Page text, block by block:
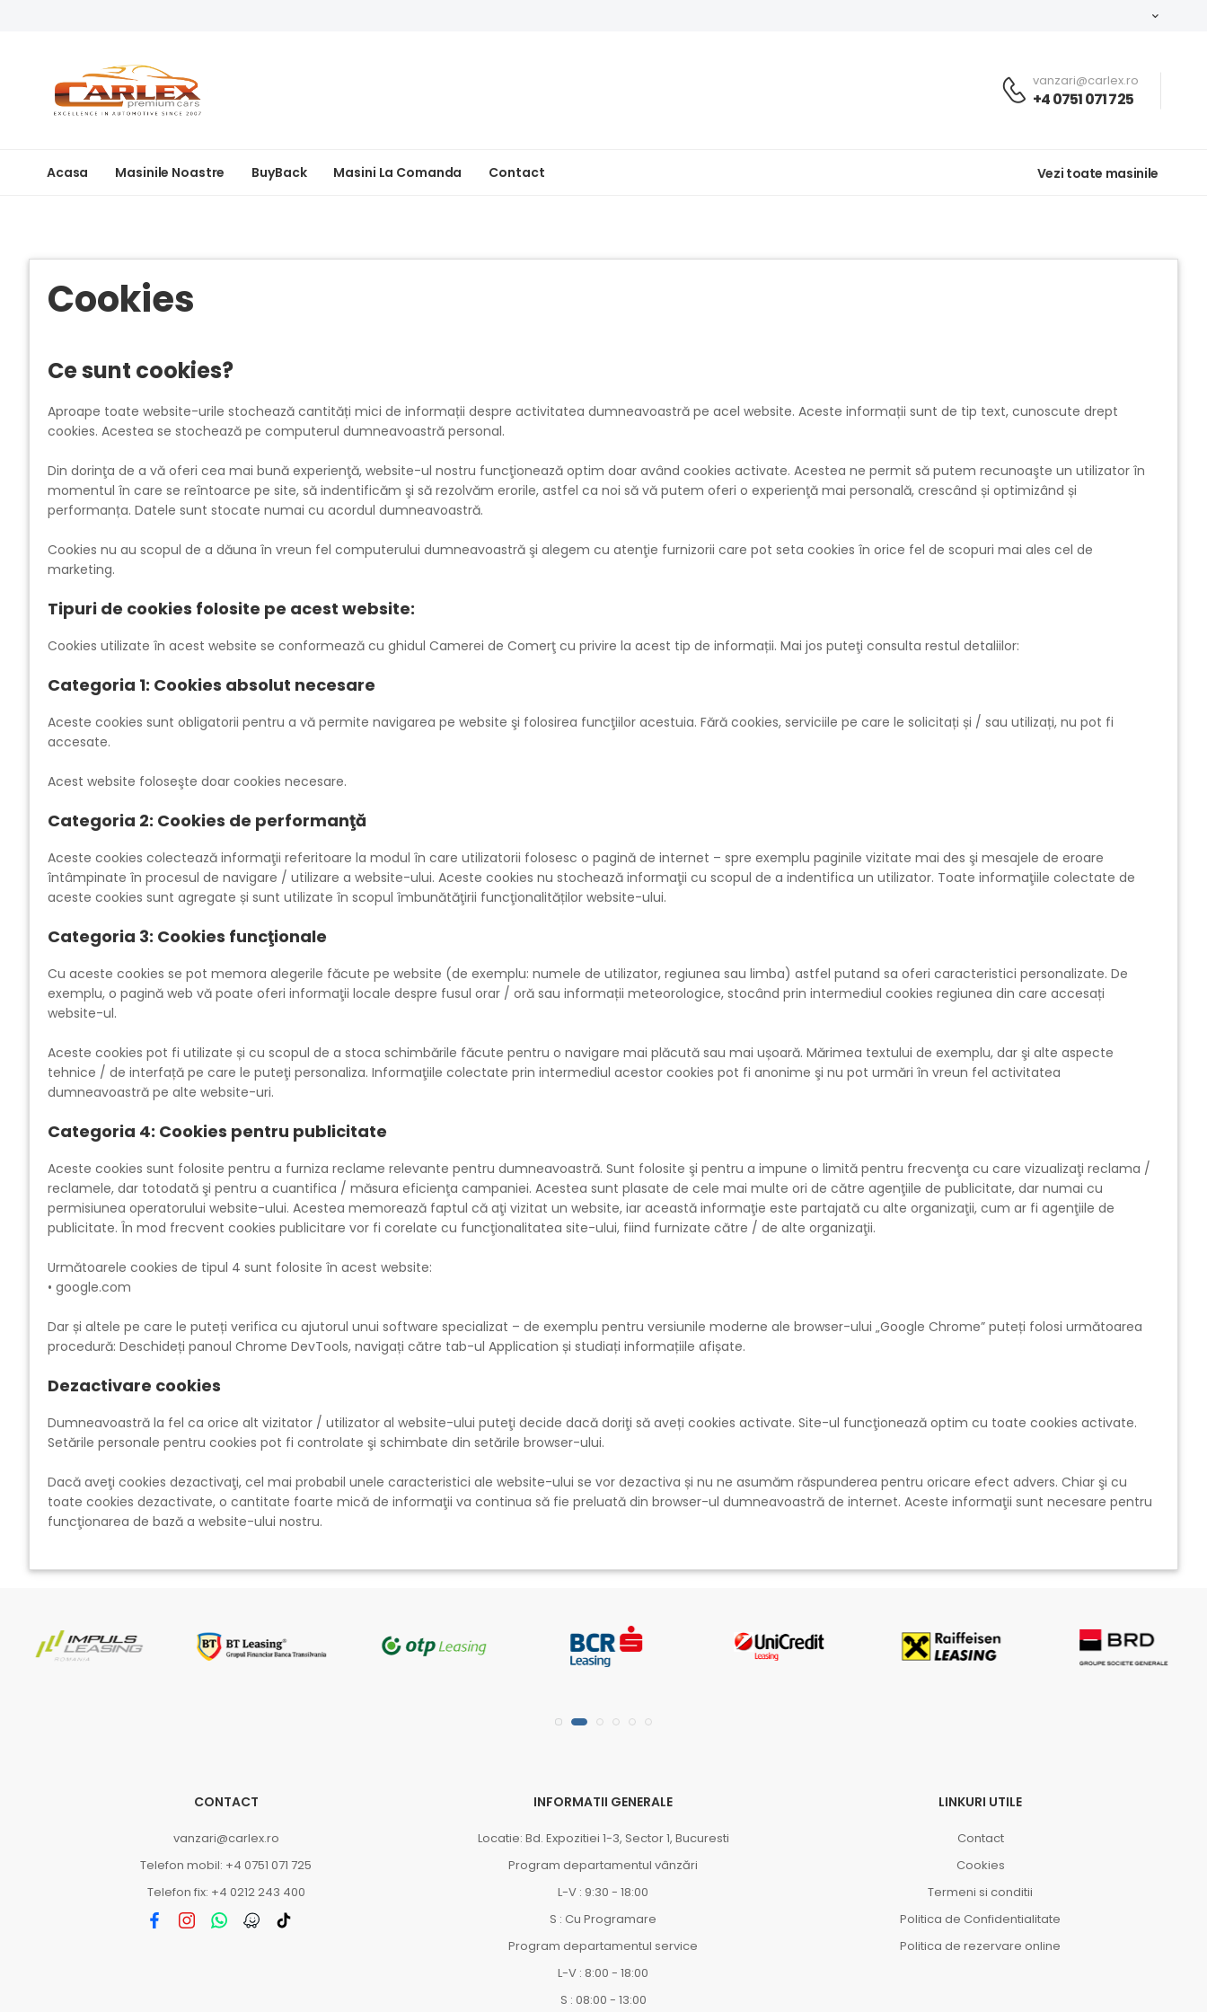
vanzari@carlex.ro
+4 0751 071 725
Acasa Masinile Noastre BuyBack Masini La Comanda Contact Vezi toate masinile
Cookies
Ce sunt cookies?
Aproape toate website-urile stochează cantități mici de informații despre activitatea dumneavoastră pe acel website. Aceste informații sunt de tip text, cunoscute drept
cookies. Acestea se stochează pe computerul dumneavoastră personal.
Din dorinţa de a vă oferi cea mai bună experienţă, website-ul nostru funcţionează optim doar având cookies activate. Acestea ne permit să putem recunoaşte un utilizator în
momentul în care se reîntoarce pe site, să indentificăm şi să rezolvăm erorile, astfel ca noi să vă putem oferi o experienţă mai personală, crescând și optimizând și
performanța. Datele sunt stocate numai cu acordul dumneavoastră.
Cookies nu au scopul de a dăuna în vreun fel computerului dumneavoastră şi alegem cu atenţie furnizorii care pot seta cookies în orice fel de scopuri mai ales cel de
marketing.
Tipuri de cookies folosite pe acest website:
Cookies utilizate în acest website se conformează cu ghidul Camerei de Comerţ cu privire la acest tip de informații. Mai jos puteţi consulta restul detaliilor:
Categoria 1: Cookies absolut necesare
Aceste cookies sunt obligatorii pentru a vă permite navigarea pe website şi folosirea funcţiilor acestuia. Fără cookies, serviciile pe care le solicitați și / sau utilizați, nu pot fi
accesate.
Acest website foloseşte doar cookies necesare.
Categoria 2: Cookies de performanţă
Aceste cookies colectează informaţii referitoare la modul în care utilizatorii folosesc o pagină de internet – spre exemplu paginile vizitate mai des şi mesajele de eroare
întâmpinate în procesul de navigare / utilizare a website-ului. Aceste cookies nu stochează informaţii cu scopul de a indentifica un utilizator. Toate informaţiile colectate de
aceste cookies sunt agregate și sunt utilizate în scopul îmbunătăţirii funcţionalităților website-ului.
Categoria 3: Cookies funcţionale
Cu aceste cookies se pot memora alegerile făcute pe website (de exemplu: numele de utilizator, regiunea sau limba) astfel putand sa oferi caracteristici personalizate. De
exemplu, o pagină web vă poate oferi informaţii locale despre fusul orar / oră sau informații meteorologice, stocând prin intermediul cookies regiunea din care accesați
website-ul.
Aceste cookies pot fi utilizate și cu scopul de a stoca schimbările făcute pentru o navigare mai plăcută sau mai ușoară. Mărimea textului de exemplu, dar şi alte aspecte
tehnice / de interfață pe care le puteţi personaliza. Informaţiile colectate prin intermediul acestor cookies pot fi anonime şi nu pot urmări în vreun fel activitatea
dumneavoastră pe alte website-uri.
Categoria 4: Cookies pentru publicitate
Aceste cookies sunt folosite pentru a furniza reclame relevante pentru dumneavoastră. Sunt folosite şi pentru a impune o limită pentru frecvenţa cu care vizualizaţi reclama /
reclamele, dar totodată şi pentru a cuantifica / măsura eficienţa campaniei. Acestea sunt plasate de cele mai multe ori de către agenţiile de publicitate, dar numai cu
permisiunea operatorului website-ului. Acestea memorează faptul că aţi vizitat un website, iar această informaţie este partajată cu alte organizaţii, cum ar fi agenţiile de
publicitate. În mod frecvent cookies publicitare vor fi corelate cu funcţionalitatea site-ului, fiind furnizate către / de alte organizaţii.
Următoarele cookies de tipul 4 sunt folosite în acest website:
• google.com
Dar și altele pe care le puteți verifica cu ajutorul unui software specializat – de exemplu pentru versiunile moderne ale browser-ului „Google Chrome” puteți folosi următoarea
procedură: Deschideți panoul Chrome DevTools, navigați către tab-ul Application și studiați informațiile afișate.
Dezactivare cookies
Dumneavoastră la fel ca orice alt vizitator / utilizator al website-ului puteţi decide dacă doriţi să aveți cookies activate. Site-ul funcţionează optim cu toate cookies activate.
Setările personale pentru cookies pot fi controlate şi schimbate din setările browser-ului.
Dacă aveţi cookies dezactivaţi, cel mai probabil unele caracteristici ale website-ului se vor dezactiva și nu ne asumăm răspunderea pentru oricare efect advers. Chiar şi cu
toate cookies dezactivate, o cantitate foarte mică de informaţii va continua să fie preluată din browser-ul dumneavoastră de internet. Aceste informaţii sunt necesare pentru
funcţionarea de bază a website-ului nostru.
CONTACT
vanzari@carlex.ro
Telefon mobil: +4 0751 071 725
Telefon fix: +4 0212 243 400
INFORMATII GENERALE
Locatie: Bd. Expozitiei 1-3, Sector 1, Bucuresti
Program departamentul vânzări
L-V : 9:30 - 18:00
S : Cu Programare
Program departamentul service
L-V : 8:00 - 18:00
S : 08:00 - 13:00
LINKURI UTILE
Contact
Cookies
Termeni si conditii
Politica de Confidentialitate
Politica de rezervare online